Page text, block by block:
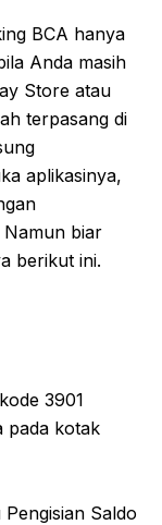
BCA hanya
Anda masih
Store atau
terpasang di
aplikasinya,
Namun biar
berikut ini.
3901
pada kotak
Saldo